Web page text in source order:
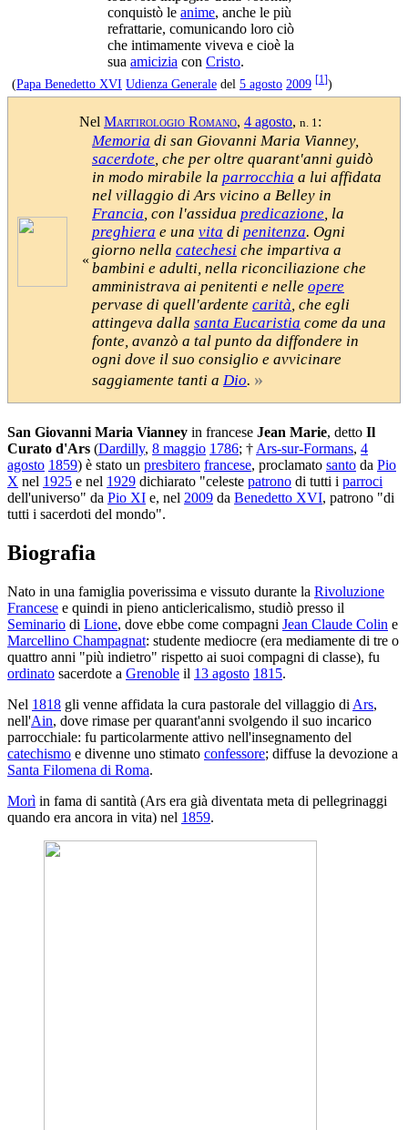
conquistò le anime, anche le più
refrattarie, comunicando loro ciò
che intimamente viveva e cioè la
sua amicizia con Cristo.
(Papa Benedetto XVI Udienza Generale del 5 agosto 2009 [1])
Nel Martirologio Romano, 4 agosto, n. 1 :
«
Memoria di san Giovanni Maria Vianney,
sacerdote , che per oltre quarant'anni guidò
in modo mirabile la parrocchia a lui affidata
nel villaggio di Ars vicino a Belley in
Francia , con l'assidua predicazione , la
preghiera e una vita di penitenza. Ogni
giorno nella catechesi che impartiva a
bambini e adulti, nella riconciliazione che
amministrava ai penitenti e nelle opere
pervase di quell'ardente carità , che egli
attingeva dalla santa Eucaristia come da una
fonte, avanzò a tal punto da diffondere in
ogni dove il suo consiglio e avvicinare
saggiamente tanti a Dio. »
San Giovanni Maria Vianney in francese Jean Marie, detto Il
Curato d'Ars (Dardilly, 8 maggio 1786; † Ars-sur-Formans, 4
agosto 1859) è stato un presbitero francese, proclamato santo da Pio
X nel 1925 e nel 1929 dichiarato "celeste patrono di tutti i parroci
dell'universo" da Pio XI e, nel 2009 da Benedetto XVI, patrono "di
tutti i sacerdoti del mondo".
Biografia
Nato in una famiglia poverissima e vissuto durante la Rivoluzione
Francese e quindi in pieno anticlericalismo, studiò presso il
Seminario di Lione, dove ebbe come compagni Jean Claude Colin e
Marcellino Champagnat: studente mediocre (era mediamente di tre o
quattro anni "più indietro" rispetto ai suoi compagni di classe), fu
ordinato sacerdote a Grenoble il 13 agosto 1815.
Nel 1818 gli venne affidata la cura pastorale del villaggio di Ars,
nell'Ain, dove rimase per quarant'anni svolgendo il suo incarico
parrocchiale: fu particolarmente attivo nell'insegnamento del
catechismo e divenne uno stimato confessore; diffuse la devozione a
Santa Filomena di Roma.
Morì in fama di santità (Ars era già diventata meta di pellegrinaggi
quando era ancora in vita) nel 1859.